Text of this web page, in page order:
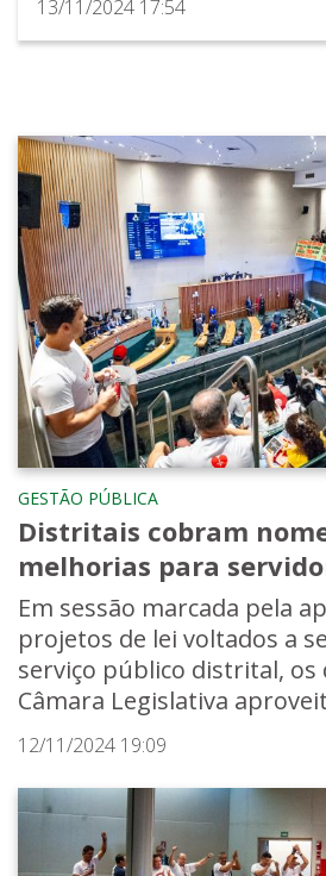
13/11/2024 17:54
GESTÃO PÚBLICA
Distritais cobram
melhorias para
Em sessão marcada pela
projetos de lei voltados a
serviço público distrital, os
Câmara Legislativa
12/11/2024 19:09